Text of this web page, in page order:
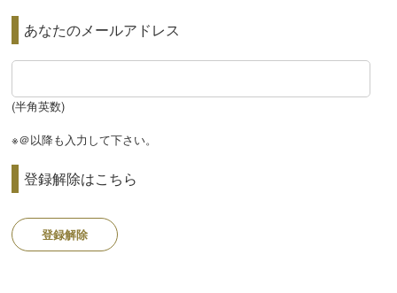
あなたのメールアドレス
(半角英数)
※＠以降も入力して下さい。
登録解除はこちら
登録解除